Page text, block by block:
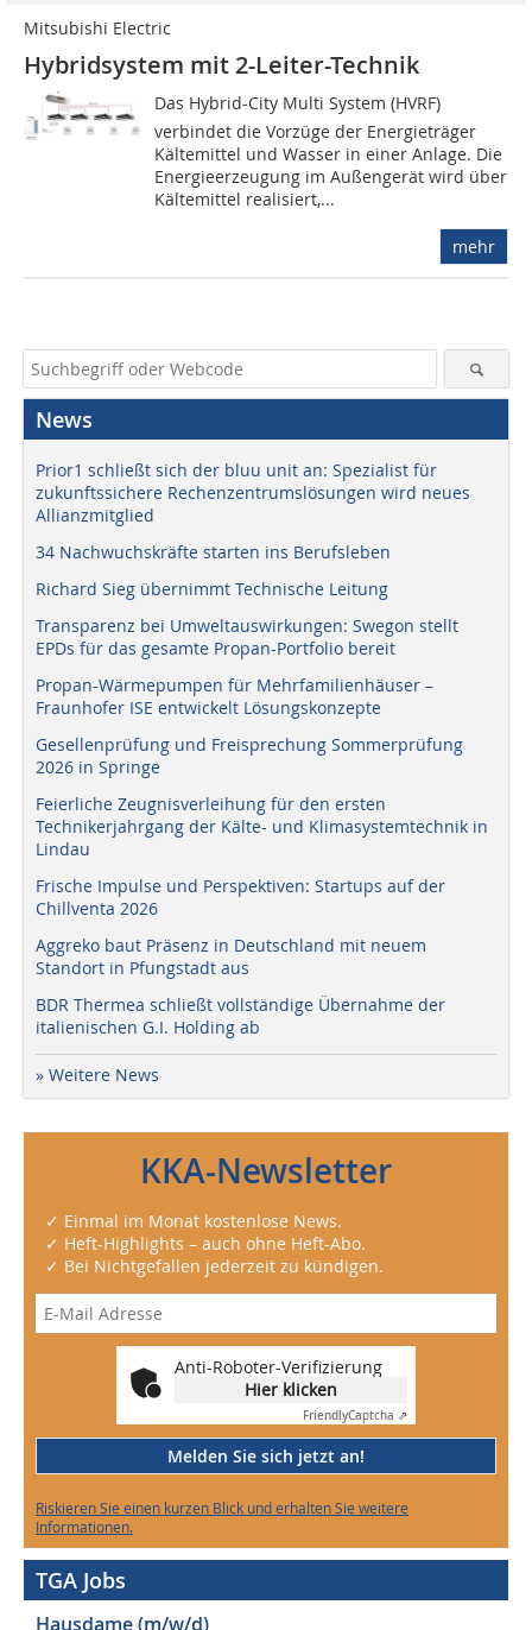
Mitsubishi Electric
Hybridsystem mit 2-Leiter-Technik
Das Hybrid-City Multi System (HVRF)
verbindet die Vorzüge der Energieträger
Kältemittel und Wasser in einer Anlage. Die
Energieerzeugung im Außengerät wird über
Kältemittel realisiert,...
mehr
News
Prior1 schließt sich der bluu unit an: Spezialist für
zukunftssichere Rechenzentrumslösungen wird neues
Allianzmitglied
34 Nachwuchskräfte starten ins Berufsleben
Richard Sieg übernimmt Technische Leitung
Transparenz bei Umweltauswirkungen: Swegon stellt
EPDs für das gesamte Propan-Portfolio bereit
Propan-Wärmepumpen für Mehrfamilienhäuser –
Fraunhofer ISE entwickelt Lösungskonzepte
Gesellenprüfung und Freisprechung Sommerprüfung
2026 in Springe
Feierliche Zeugnisverleihung für den ersten
Technikerjahrgang der Kälte- und Klimasystemtechnik in
Lindau
Frische Impulse und Perspektiven: Startups auf der
Chillventa 2026
Aggreko baut Präsenz in Deutschland mit neuem
Standort in Pfungstadt aus
BDR Thermea schließt vollständige Übernahme der
italienischen G.I. Holding ab
» Weitere News
KKA-Newsletter
✓ Einmal im Monat kostenlose News.
✓ Heft-Highlights – auch ohne Heft-Abo.
✓ Bei Nichtgefallen jederzeit zu kündigen.
Anti-Roboter-Verifizierung
Hier klicken
FriendlyCaptcha ⇗
Melden Sie sich jetzt an!
Riskieren Sie einen kurzen Blick und erhalten Sie weitere
Informationen.
TGA Jobs
Hausdame (m/w/d)